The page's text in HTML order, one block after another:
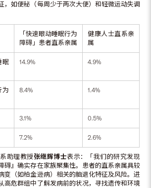
，如便秘（每周少于两次大便）和轻微运动失调
「快速眼动睡眠行为
障碍」患者直系亲属
健康人士直系亲
属
眠
14.9% 4.9%
为
8.4% 1.4%
3.1% 0.5%
7.2% 2.6%
助理教授张继辉博士表示：「我们的研究发现
碍』确实存在家族聚集性。患者的直系亲属具较
变（如柏金逊病）相关的脑退化特征及风险。进
高危群组中了解发病前的状况，寻找遗传和环境